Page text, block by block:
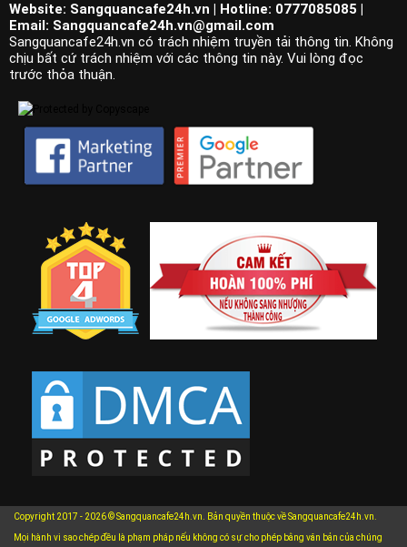
Website: Sangquancafe24h.vn | Hotline: 0777085085 |
Email: Sangquancafe24h.vn@gmail.com
Sangquancafe24h.vn có trách nhiệm truyền tải thông tin. Không
chịu bất cứ trách nhiệm với các thông tin này. Vui lòng đọc
trước thỏa thuận.
Copyright 2017 - 2026 © Sangquancafe24h.vn. Bản quyền thuộc về Sangquancafe24h.vn.
Mọi hành vi sao chép đều là phạm pháp nếu không có sự cho phép bằng văn bản của chúng